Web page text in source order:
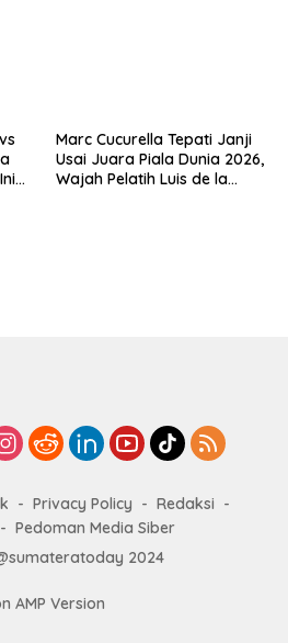
Marc Cucurella Tepati Janji
Usai Juara Piala Dunia 2026,
Wajah Pelatih Luis de la
Privacy Policy
Redaksi
Pedoman Media Siber
2024
AMP Version